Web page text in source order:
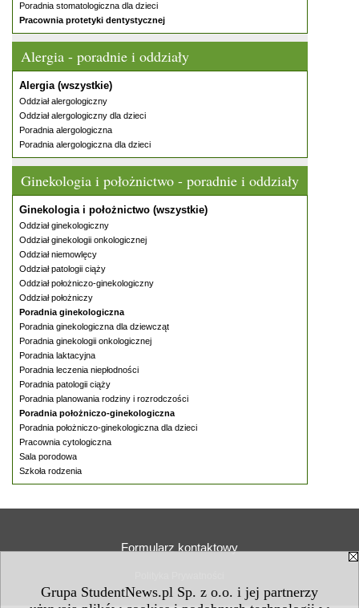
Grupa StudentNews.pl Sp. z o.o. i jej partnerzy
Poradnia stomatologiczna dla dzieci
Pracownia protetyki dentystycznej
Alergia - poradnie i oddziały
Alergia (wszystkie)
Oddział alergologiczny
Oddział alergologiczny dla dzieci
Poradnia alergologiczna
Poradnia alergologiczna dla dzieci
Ginekologia i położnictwo - poradnie i oddziały
Ginekologia i położnictwo (wszystkie)
Oddział ginekologiczny
Oddział ginekologii onkologicznej
Oddział niemowlęcy
Oddział patologii ciąży
Oddział położniczo-ginekologiczny
Oddział położniczy
Poradnia ginekologiczna
Poradnia ginekologiczna dla dziewcząt
Poradnia ginekologii onkologicznej
Poradnia laktacyjna
Poradnia leczenia niepłodności
Poradnia patologii ciąży
Poradnia planowania rodziny i rozrodczości
Poradnia położniczo-ginekologiczna
Poradnia położniczo-ginekologiczna dla dzieci
Pracownia cytologiczna
Sala porodowa
Szkoła rodzenia
Formularz kontaktowy